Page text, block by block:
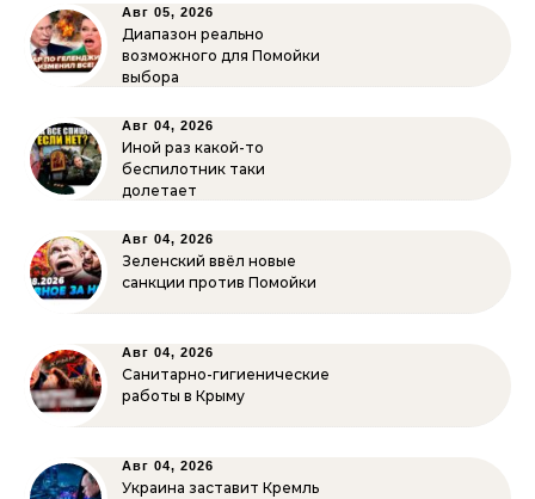
Авг 05, 2026
Диапазон реально
возможного для Помойки
выбора
Авг 04, 2026
Иной раз какой-то
беспилотник таки
долетает
Авг 04, 2026
Зеленский ввёл новые
санкции против Помойки
Авг 04, 2026
Санитарно-гигиенические
работы в Крыму
Авг 04, 2026
Украина заставит Кремль